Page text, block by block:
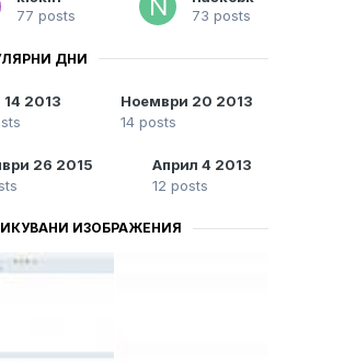
77 posts
73 posts
ДНИ
2013
Ноември 20 2013
14 posts
26 2015
Април 4 2013
12 posts
ИЗОБРАЖЕНИЯ